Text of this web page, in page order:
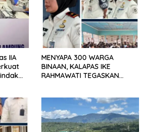
IIA
MENYAPA 300 WARGA
BINAAN, KALAPAS IKE
RAHMAWATI TEGASKAN